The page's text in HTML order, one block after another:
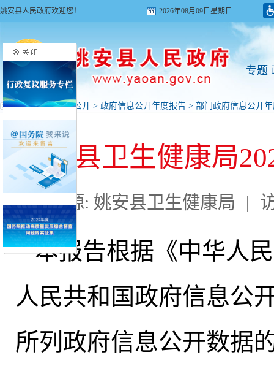
姚安县人民政府欢迎您！ 2026年08月09日星期日
专题
首页>政府信息公开 > 政府信息公开年度报告 > 部门政府信息公开
姚安县卫生健康局
来源: 姚安县卫生健康局 |
本报告根据《中华人
人民共和国政府信息公
所列政府信息公开数据